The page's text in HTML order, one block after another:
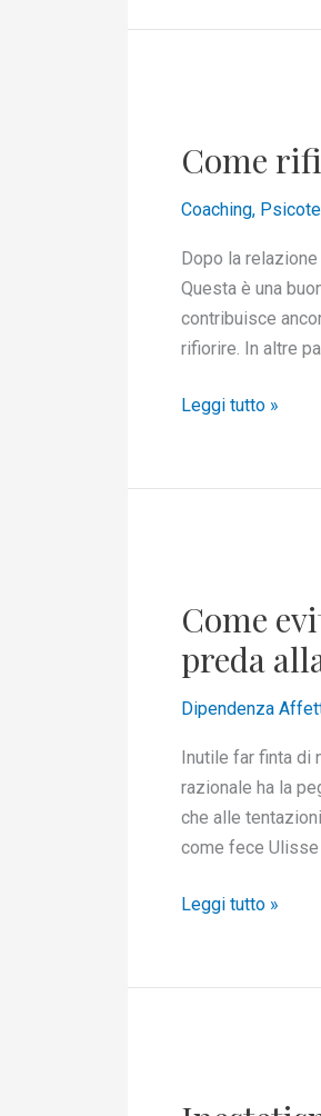
Come
Coaching,
Dopo la
Questa è una
contribuisce
rifiorire. In altre
dopo
relazione
tossica
Leggi tutto »
Come
preda
Dipendenza
Inutile far finta di
razionale ha la
che alle
come fece
di
ricontattare
il/la
narcisista
preda
alla
crisi
di
Leggi tutto »